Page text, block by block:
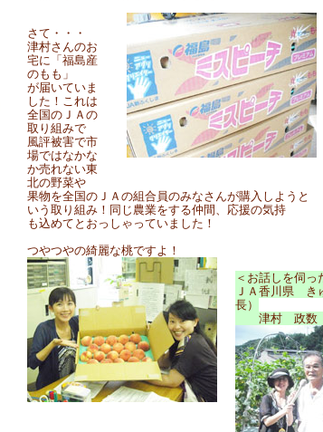
さて・・・
津村さんのお
宅に「福島産
のもも」
が届いていま
した！これは
全国のＪＡの
取り組みで
風評被害で市
場ではなかな
か売れない東
北の野菜や
果物を全国のＪＡの組合員のみなさんが購入しようと
いう取り組み！同じ農業をする仲間、応援の気持
も込めてとおっしゃっていました！
つやつやの綺麗な桃ですよ！
＜お話しを伺っ
ＪＡ香川県 き
長）
津村 政数